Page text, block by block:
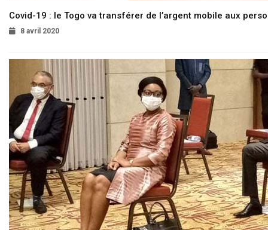
Covid-19 : le Togo va transférer de l’argent mobile aux
8 avril 2020